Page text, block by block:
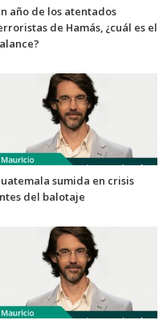
año de los atentados
de Hamás, ¿cuál es el
sumida en crisis
del balotaje